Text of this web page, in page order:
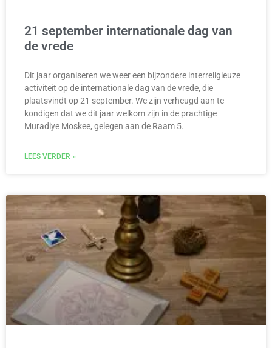
21 september internationale dag van
de vrede
Dit jaar organiseren we weer een bijzondere interreligieuze
activiteit op de internationale dag van de vrede, die
plaatsvindt op 21 september. We zijn verheugd aan te
kondigen dat we dit jaar welkom zijn in de prachtige
Muradiye Moskee, gelegen aan de Raam 5.
LEES VERDER »